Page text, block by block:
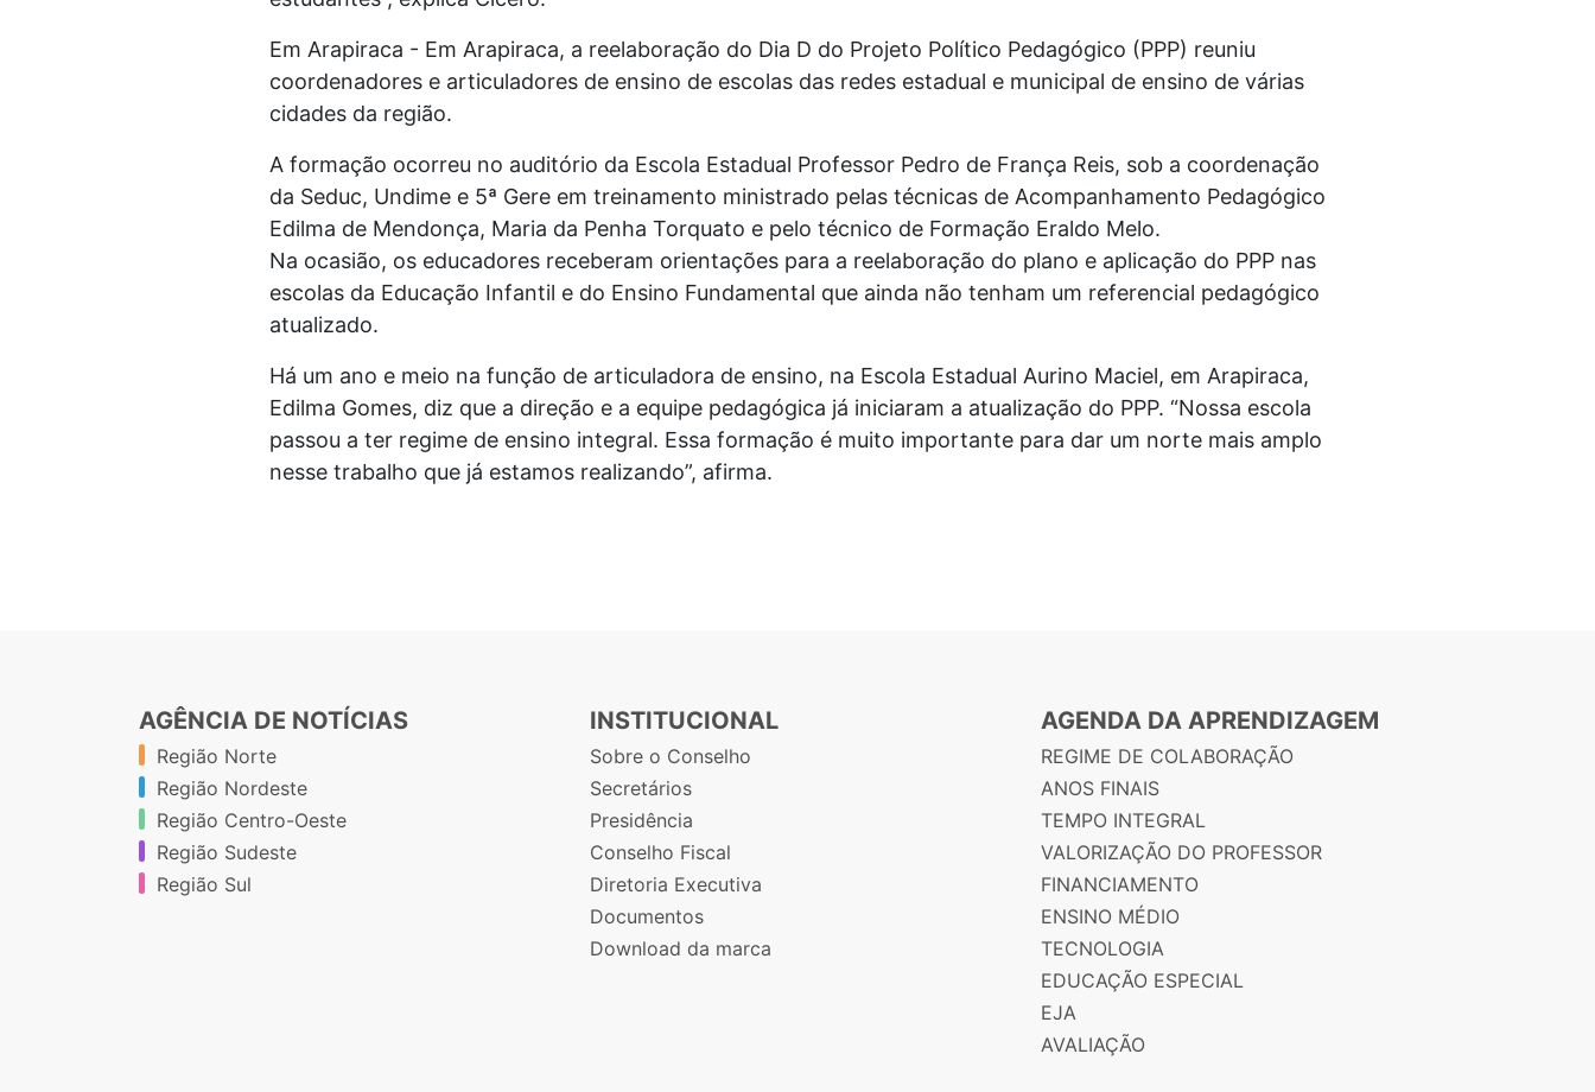
Em Arapiraca - Em Arapiraca, a reelaboração do Dia D do Projeto Político Pedagógico (PPP) reuniu
coordenadores e articuladores de ensino de escolas das redes estadual e municipal de ensino de várias
cidades da região.
A formação ocorreu no auditório da Escola Estadual Professor Pedro de França Reis, sob a coordenação
da Seduc, Undime e 5ª Gere em treinamento ministrado pelas técnicas de Acompanhamento Pedagógico
Edilma de Mendonça, Maria da Penha Torquato e pelo técnico de Formação Eraldo Melo.
Na ocasião, os educadores receberam orientações para a reelaboração do plano e aplicação do PPP nas
escolas da Educação Infantil e do Ensino Fundamental que ainda não tenham um referencial pedagógico
atualizado.
Há um ano e meio na função de articuladora de ensino, na Escola Estadual Aurino Maciel, em Arapiraca,
Edilma Gomes, diz que a direção e a equipe pedagógica já iniciaram a atualização do PPP. “Nossa escola
passou a ter regime de ensino integral. Essa formação é muito importante para dar um norte mais amplo
nesse trabalho que já estamos realizando”, afirma.
AGÊNCIA DE NOTÍCIAS
Região Norte
Região Nordeste
Região Centro-Oeste
Região Sudeste
Região Sul
INSTITUCIONAL
Sobre o Conselho
Secretários
Presidência
Conselho Fiscal
Diretoria Executiva
Documentos
Download da marca
AGENDA DA APRENDIZAGEM
REGIME DE COLABORAÇÃO
ANOS FINAIS
TEMPO INTEGRAL
VALORIZAÇÃO DO PROFESSOR
FINANCIAMENTO
ENSINO MÉDIO
TECNOLOGIA
EDUCAÇÃO ESPECIAL
EJA
AVALIAÇÃO